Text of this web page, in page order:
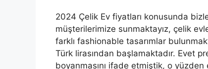
2024 Çelik Ev fiyatları konusunda
müşterilerimize sunmaktayız, çelik
farklı fashionable tasarımlar
Türk lirasından başlamaktadır. Evet
boyanmasını ifade etmiştik, o